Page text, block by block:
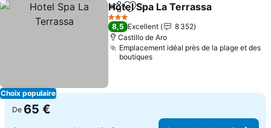
Choix populaire
PartagerAjouter à mes favoris
Hotel Spa La Terrassa
3 Étoiles
8,5 Excellent
8 352
Castillo de Aro
Emplacement idéal près de la plage et des
boutiques
De 65 €